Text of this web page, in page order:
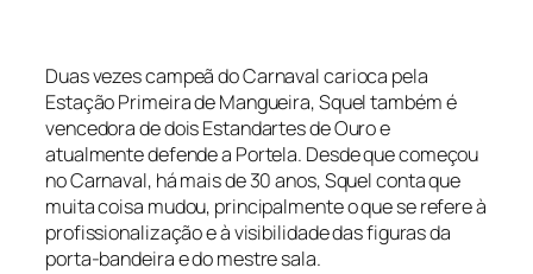
Duas vezes campeã do Carnaval carioca pela
Estação Primeira de Mangueira, Squel também é
vencedora de dois Estandartes de Ouro e
atualmente defende a Portela. Desde que começou
no Carnaval, há mais de 30 anos, Squel conta que
muita coisa mudou, principalmente o que se refere à
profissionalização e à visibilidade das figuras da
porta-bandeira e do mestre sala.